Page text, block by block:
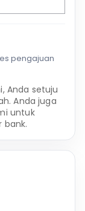
pengajuan
Anda setuju
Anda juga
untuk
bank.